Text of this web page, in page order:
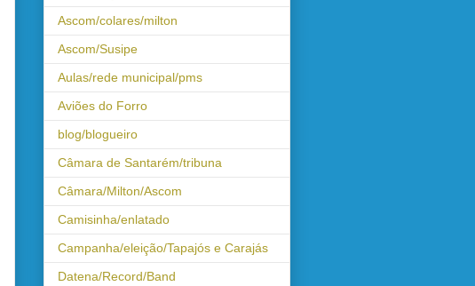
Ascom/colares/milton
Ascom/Susipe
Aulas/rede municipal/pms
Aviões do Forro
blog/blogueiro
Câmara de Santarém/tribuna
Câmara/Milton/Ascom
Camisinha/enlatado
Campanha/eleição/Tapajós e Carajás
Datena/Record/Band